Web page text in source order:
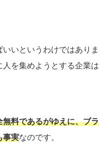
いというわけではありま
を集めようとする企業は
料であるがゆえに、ブラ
事実なのです。